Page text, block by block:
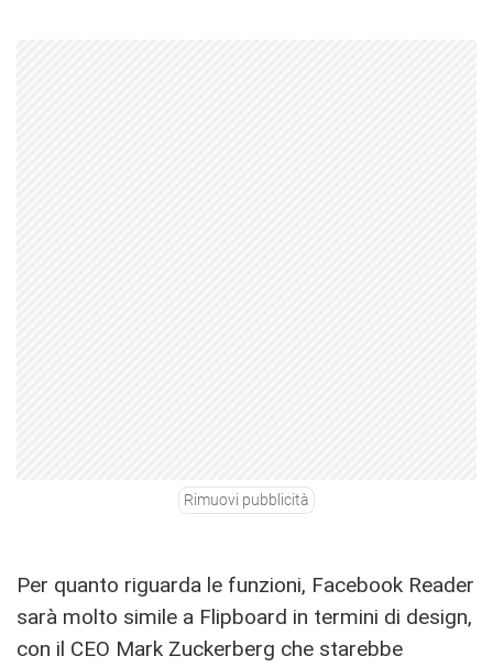
Rimuovi pubblicità
Per quanto riguarda le funzioni, Facebook Reader
sarà molto simile a Flipboard in termini di design,
con il CEO Mark Zuckerberg che starebbe